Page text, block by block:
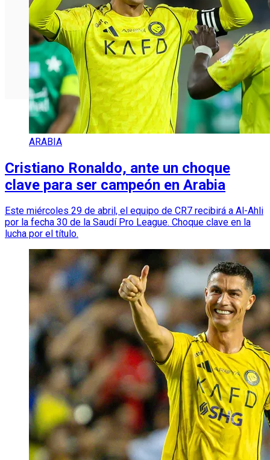
ARABIA
Cristiano Ronaldo, ante un choque
clave para ser campeón en Arabia
Este miércoles 29 de abril, el equipo de CR7 recibirá a Al-Ahli
por la fecha 30 de la Saudí Pro League. Choque clave en la
lucha por el título.